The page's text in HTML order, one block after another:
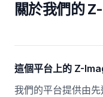
關於我們的
這個平台上的 Z-
我們的平台提供由